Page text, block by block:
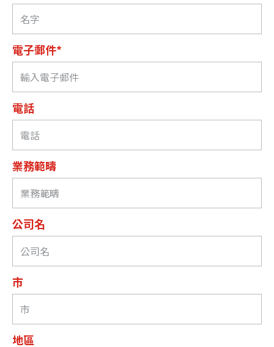
電子郵件*
電話
業務範疇
公司名
市
地區